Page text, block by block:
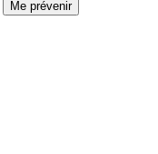
Me prévenir